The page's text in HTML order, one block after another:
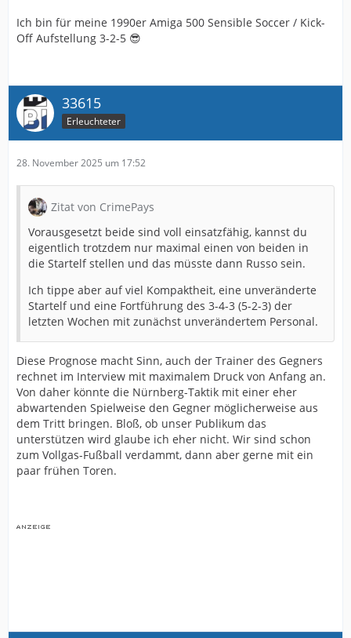
Ich bin für meine 1990er Amiga 500 Sensible Soccer / Kick-
Off Aufstellung 3-2-5 😎
33615
Erleuchteter
28. November 2025 um 17:52
Zitat von CrimePays
Vorausgesetzt beide sind voll einsatzfähig, kannst du
eigentlich trotzdem nur maximal einen von beiden in
die Startelf stellen und das müsste dann Russo sein.
Ich tippe aber auf viel Kompaktheit, eine unveränderte
Startelf und eine Fortführung des 3-4-3 (5-2-3) der
letzten Wochen mit zunächst unverändertem Personal.
Diese Prognose macht Sinn, auch der Trainer des Gegners
rechnet im Interview mit maximalem Druck von Anfang an.
Von daher könnte die Nürnberg-Taktik mit einer eher
abwartenden Spielweise den Gegner möglicherweise aus
dem Tritt bringen. Bloß, ob unser Publikum das
unterstützen wird glaube ich eher nicht. Wir sind schon
zum Vollgas-Fußball verdammt, dann aber gerne mit ein
paar frühen Toren.